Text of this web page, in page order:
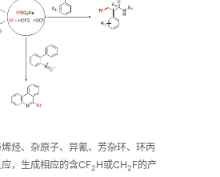
烃、杂原子、异氰、芳杂环、环丙
，生成相应的含CF2H或CH2F的产